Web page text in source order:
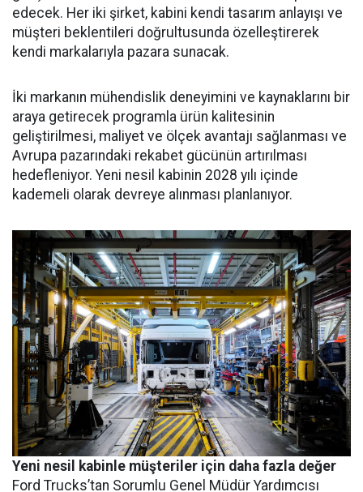
edecek. Her iki şirket, kabini kendi tasarım anlayışı ve
müşteri beklentileri doğrultusunda özelleştirerek
kendi markalarıyla pazara sunacak.
İki markanın mühendislik deneyimini ve kaynaklarını bir
araya getirecek programla ürün kalitesinin
geliştirilmesi, maliyet ve ölçek avantajı sağlanması ve
Avrupa pazarındaki rekabet gücünün artırılması
hedefleniyor. Yeni nesil kabinin 2028 yılı içinde
kademeli olarak devreye alınması planlanıyor.
Yeni nesil kabinle müşteriler için daha fazla değer
Ford Trucks’tan Sorumlu Genel Müdür Yardımcısı